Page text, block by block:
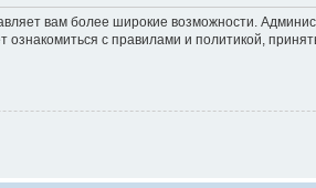
вам более широкие возможности.
ознакомиться с правилами и политикой,